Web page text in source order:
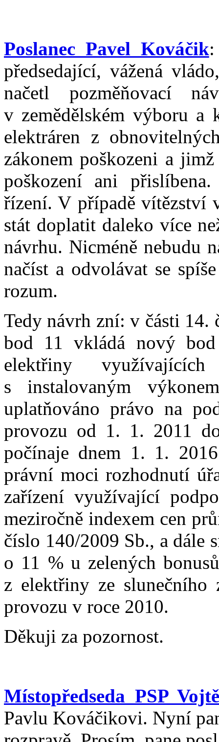
Poslanec Pavel Kováčik:
předsedající, vážená
načetl pozměňovací
v zemědělském výboru a
elektráren z
zákonem poškozeni a
poškození ani
řízení. V případě vítězství
stát doplatit daleko více
návrhu. Nicméně nebudu
načíst a odvolávat se
rozum.
Tedy návrh zní: v části 14.
bod 11 vkládá nový
elektřiny
s instalovaným
uplatňováno právo na
provozu od 1. 1. 2011
počínaje dnem 1. 1.
právní moci rozhodnutí
zařízení využívající
meziročně indexem cen
číslo 140/2009 Sb., a dále
o 11 % u zelených
z elektřiny ze slunečního
provozu v roce 2010.
Děkuji za pozornost.
Místopředseda PSP
Pavlu Kováčikovi. Nyní